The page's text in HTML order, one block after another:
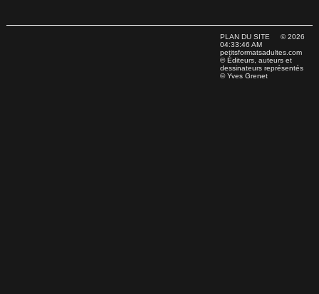
PLAN DU SITE © 2026
04:33:46 AM
petitsformatsadultes.com
© Éditeurs, auteurs et
dessinateurs représentés
© Yves Grenet